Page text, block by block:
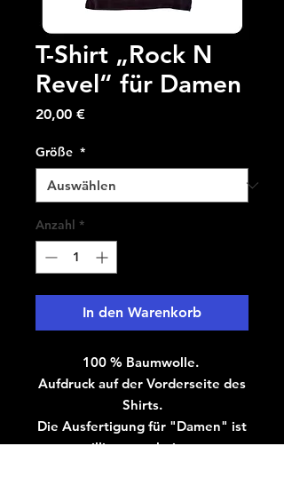
T-Shirt „Rock N
Revel“ für Damen
20,00 €Preis
Größe *
Anzahl *
In den Warenkorb
100 % Baumwolle.
Aufdruck auf der Vorderseite des
Shirts.
Die Ausfertigung für "Damen" ist
tailliert geschnitten.